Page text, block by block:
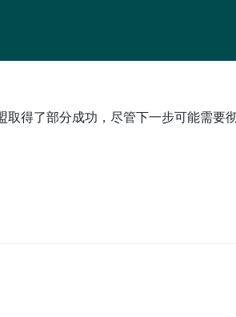
得了部分成功，尽管下一步可能需要